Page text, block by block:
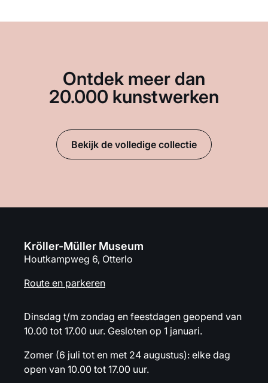
Ontdek meer dan
20.000 kunstwerken
Bekijk de volledige collectie
Kröller-Müller Museum
Houtkampweg 6, Otterlo
Route en parkeren
Dinsdag t/m zondag en feestdagen geopend van
10.00 tot 17.00 uur. Gesloten op 1 januari.
Zomer (6 juli tot en met 24 augustus): elke dag
open van 10.00 tot 17.00 uur.